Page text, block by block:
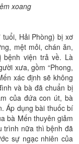
xoang
Hải Phòng) bị xơ
mệt mỏi, chán ăn,
bệnh viện trả về. Là
xưa, gồm “Phong,
xác định sẽ không
và bà đã chuẩn bị
của đứa con út, bà
Áp dụng bài thuốc bí
bà Mến thuyên giảm
trình nữa thì bệnh đã
sự ngạc nhiên của